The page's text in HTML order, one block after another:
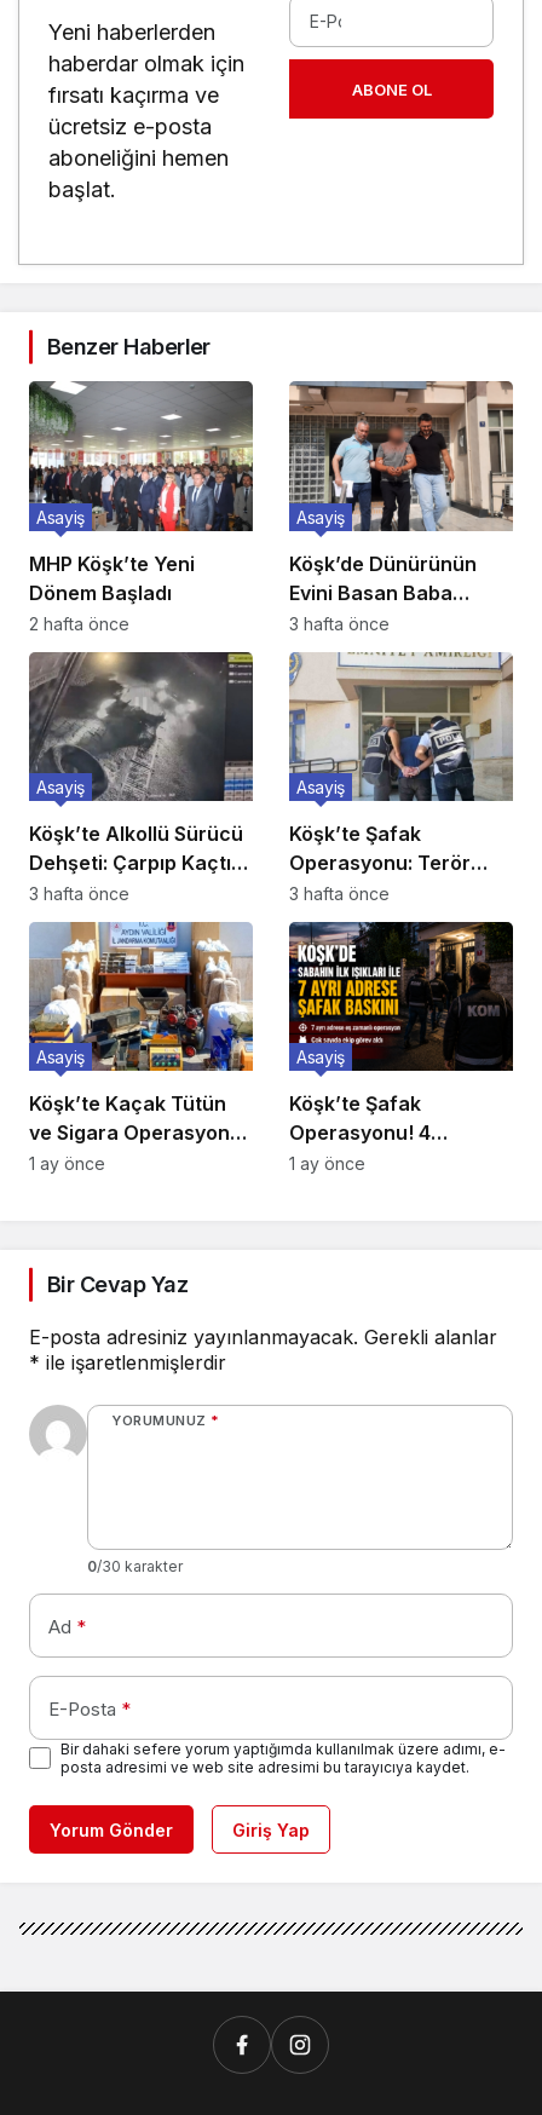
Yeni haberlerden
haberdar olmak için
fırsatı kaçırma ve
ücretsiz e-posta
aboneliğini hemen
başlat.
ABONE OL
Benzer Haberler
MHP Köşk’te Yeni
Dönem Başladı
Asayiş
2 hafta önce
Köşk’de Dünürünün
Evini Basan Baba
Tutuklandı
Asayiş
3 hafta önce
Köşk’te Alkollü Sürücü
Dehşeti: Çarpıp Kaçtı,
Ehliyetine El Konuldu
Asayiş
3 hafta önce
Köşk’te Şafak
Operasyonu: Terör
Propagandacısı 5
Suriyeli Yakalandı
Asayiş
3 hafta önce
Köşk’te Kaçak Tütün
ve Sigara Operasyonu:
Binlerce Makaron ile
Asayiş
1 ay önce
Köşk’te Şafak
Operasyonu! 4
Mahallede 7 Adrese Eş
Asayiş
1 ay önce
Bir Cevap Yaz
E-posta adresiniz yayınlanmayacak. Gerekli alanlar
* ile işaretlenmişlerdir
YORUMUNUZ *
0/30 karakter
Ad *
E-Posta *
Bir dahaki sefere yorum yaptığımda kullanılmak üzere adımı, e-
posta adresimi ve web site adresimi bu tarayıcıya kaydet.
Yorum Gönder Giriş Yap